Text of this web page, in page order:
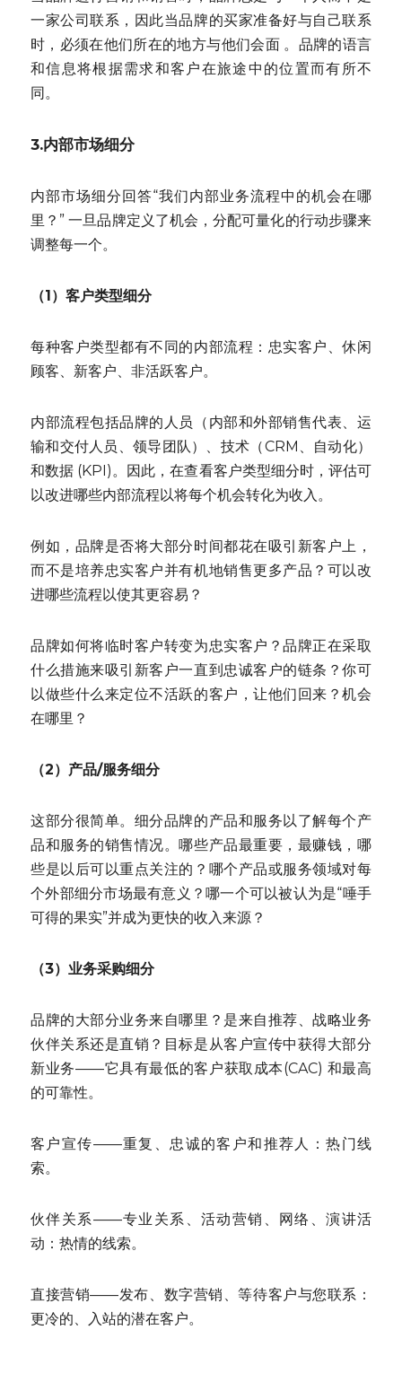
一家公司联系，因此当品牌的买家准备好与自己联系
时，必须在他们所在的地方与他们会面 。品牌的语言
和信息将根据需求和客户在旅途中的位置而有所不
同。
3.内部市场细分
内部市场细分回答“我们内部业务流程中的机会在哪
里？” 一旦品牌定义了机会，分配可量化的行动步骤来
调整每一个。
（1）客户类型细分
每种客户类型都有不同的内部流程：忠实客户、休闲
顾客、新客户、非活跃客户。
内部流程包括品牌的人员（内部和外部销售代表、运
输和交付人员、领导团队）、技术（CRM、自动化）
和数据 (KPI)。因此，在查看客户类型细分时，评估可
以改进哪些内部流程以将每个机会转化为收入。
例如，品牌是否将大部分时间都花在吸引新客户上，
而不是培养忠实客户并有机地销售更多产品？可以改
进哪些流程以使其更容易？
品牌如何将临时客户转变为忠实客户？品牌正在采取
什么措施来吸引新客户一直到忠诚客户的链条？你可
以做些什么来定位不活跃的客户，让他们回来？机会
在哪里？
（2）产品/服务细分
这部分很简单。细分品牌的产品和服务以了解每个产
品和服务的销售情况。哪些产品最重要，最赚钱，哪
些是以后可以重点关注的？哪个产品或服务领域对每
个外部细分市场最有意义？哪一个可以被认为是“唾手
可得的果实”并成为更快的收入来源？
（3）业务采购细分
品牌的大部分业务来自哪里？是来自推荐、战略业务
伙伴关系还是直销？目标是从客户宣传中获得大部分
新业务——它具有最低的客户获取成本(CAC) 和最高
的可靠性。
客户宣传——重复、忠诚的客户和推荐人：热门线
索。
伙伴关系——专业关系、活动营销、网络、演讲活
动：热情的线索。
直接营销——发布、数字营销、等待客户与您联系：
更冷的、入站的潜在客户。